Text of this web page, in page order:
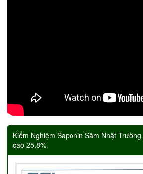
Kiểm Nghiệm Saponin Sâm Nhật
cao 25.8%